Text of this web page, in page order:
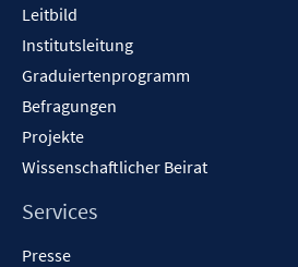
Leitbild
Institutsleitung
Graduiertenprogramm
Befragungen
Projekte
Wissenschaftlicher Beirat
Services
Presse